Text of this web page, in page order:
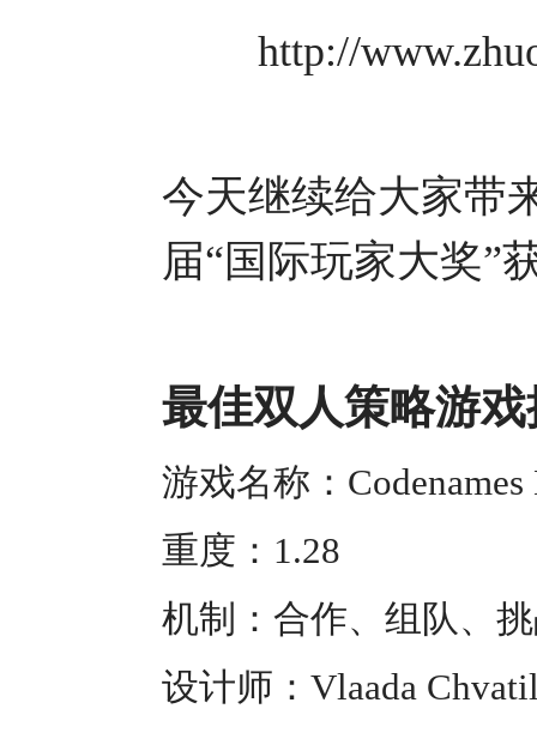
http://
今天继续给大家带
届“国际玩家大奖”
最佳双人策略游
游戏名称：
重度：1.28
机制：合作、组队、
设计师：Vlaada